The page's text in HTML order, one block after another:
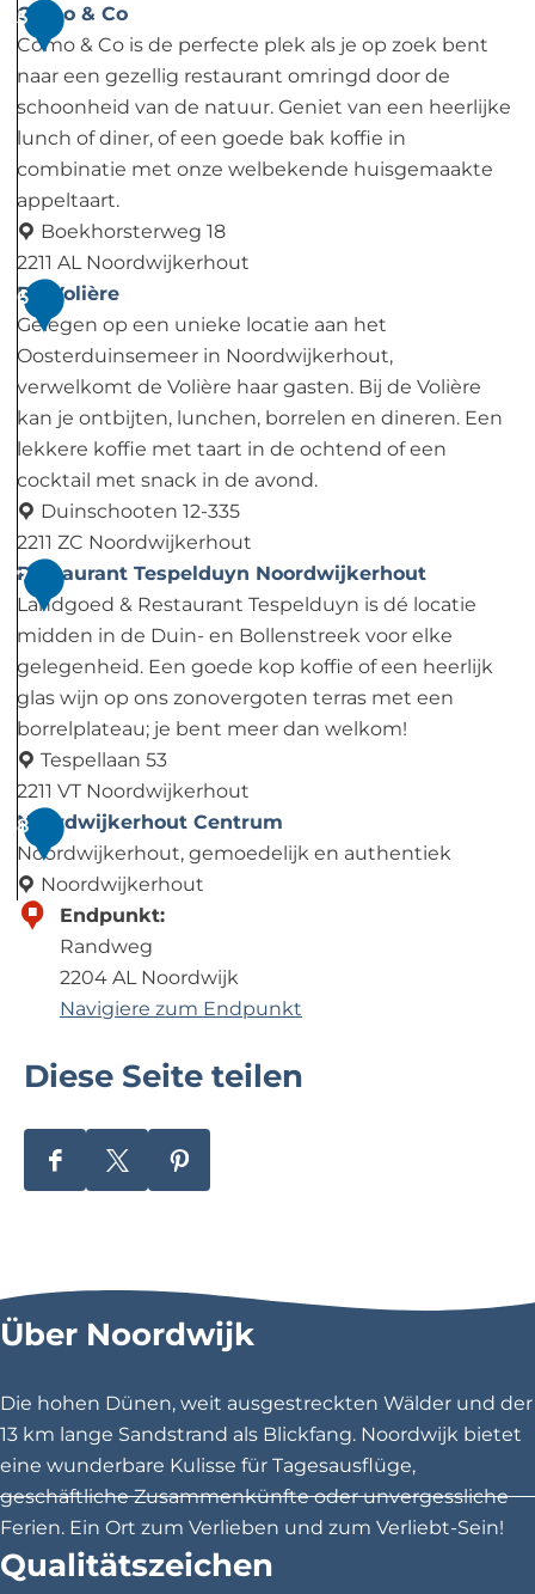
a
m
o
e
k
e
n
b
o
e
r
d
e
r
i
j
L
a
n
g
s
B
e
r
g
e
n
D
a
l
O
o
s
t
e
r
d
u
i
n
s
e
m
e
e
r
5
Como & Co
Como & Co is de perfecte plek als je op zoek bent
naar een gezellig restaurant omringd door de
schoonheid van de natuur. Geniet van een heerlijke
lunch of diner, of een goede bak koffie in
combinatie met onze welbekende huisgemaakte
appeltaart.
Boekhorsterweg 18
2211 AL Noordwijkerhout
C
o
m
o
&
C
o
6
De Volière
Gelegen op een unieke locatie aan het
Oosterduinsemeer in Noordwijkerhout,
verwelkomt de Volière haar gasten. Bij de Volière
kan je ontbijten, lunchen, borrelen en dineren. Een
lekkere koffie met taart in de ochtend of een
cocktail met snack in de avond.
Duinschooten 12-335
2211 ZC Noordwijkerhout
D
e
V
o
l
i
è
r
e
7
Restaurant Tespelduyn Noordwijkerhout
Landgoed & Restaurant Tespelduyn is dé locatie
midden in de Duin- en Bollenstreek voor elke
gelegenheid. Een goede kop koffie of een heerlijk
glas wijn op ons zonovergoten terras met een
borrelplateau; je bent meer dan welkom!
Tespellaan 53
2211 VT Noordwijkerhout
R
e
s
t
n
T
s
d
u
n
N
o
o
r
d
8
Noordwijkerhout Centrum
Noordwijkerhout, gemoedelijk en authentiek
Noordwijkerhout
N
w
e
u
t
e
n
t
r
u
m
Endpunkt:
Randweg
2204 AL Noordwijk
Navigiere zum Endpunkt
Diese Seite teilen
D
e
S
t
t
l
D
e
S
t
e
l
D
e
S
e
e
l
Über Noordwijk
Die hohen Dünen, weit ausgestreckten Wälder und der
13 km lange Sandstrand als Blickfang. Noordwijk bietet
eine wunderbare Kulisse für Tagesausflüge,
geschäftliche Zusammenkünfte oder unvergessliche
Ferien. Ein Ort zum Verlieben und zum Verliebt-Sein!
Qualitätszeichen